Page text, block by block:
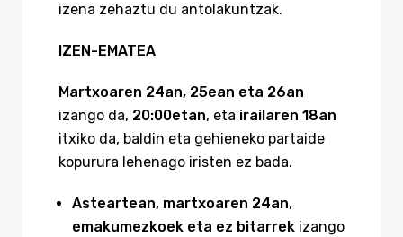
izena zehaztu du antolakuntzak.
IZEN-EMATEA
Martxoaren 24an, 25ean eta 26an
izango da, 20:00etan, eta irailaren 18an
itxiko da, baldin eta gehieneko partaide
kopurura lehenago iristen ez bada.
Asteartean, martxoaren 24an,
emakumezkoek eta ez bitarrek izango